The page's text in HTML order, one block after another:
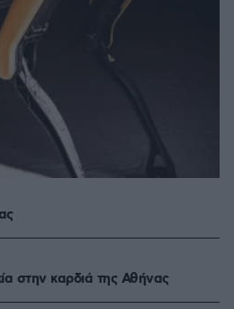
στην καρδιά της Αθήνας